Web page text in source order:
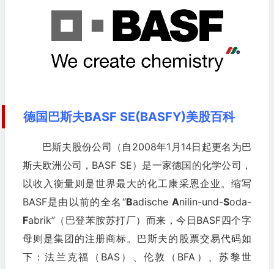
德国巴斯夫BASF SE(BASFY)美股百科
巴斯夫股份公司（自2008年1月14日起更名为巴
斯夫欧洲公司，BASF SE）是一家德国的化学公司，
以收入衡量则是世界最大的化工康采恩企业。缩写
BASF是由以前的全名“Badische Anilin-und-Soda-
Fabrik”（巴登苯胺苏打厂）而来，今日BASF四个字
母则是集团的注册商标。巴斯夫的股票交易代码如
下：法兰克福（BAS）、伦敦（BFA）、苏黎世